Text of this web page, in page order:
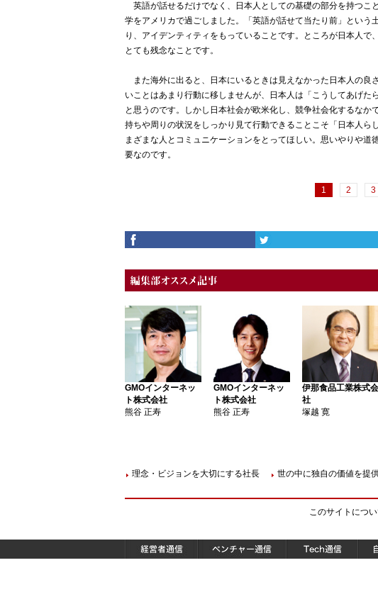
英語が話せるだけでなく、日本人としての基礎の部分を持つこ
学をアメリカで過ごしました。「英語が話せて当たり前」とい
り、アイデンティティをもっていることです。ところが日本人
とても残念なことです。
また海外に出ると、日本にいるときは見えなかった日本人の良
いことはあまり行動に移しませんが、日本人は「こうしてあげ
と思うのです。しかし日本社会が欧米化し、競争社会化するな
持ちや周りの状況をしっかり見て行動できることこそ「日本人
まざまな人とコミュニケーションをとってほしい。思いやりや
要なのです。
1 2 3
GMOインターネッ
ト株式会社
熊谷 正寿
GMOインターネッ
ト株式会社
熊谷 正寿
伊那食品工業株式会
社
塚越 寛
理念・ビジョンを大切にする社長 世の中に独自の価値を提
このサイトにつ